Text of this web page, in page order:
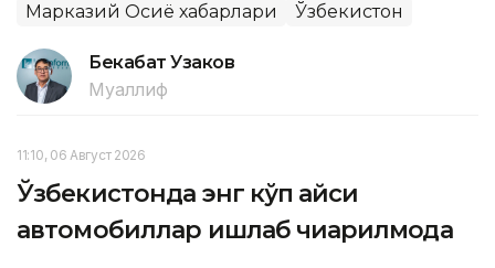
Марказий Осиё хабарлари Ўзбекистон
Бекабат Узаков
Муаллиф
11:10, 06 Август 2026
Ўзбекистонда энг кўп қайси
автомобиллар ишлаб чиқарилмоқда